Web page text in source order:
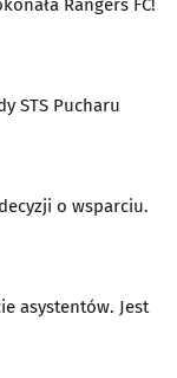
Rangers FC!
STS Pucharu
o wsparciu.
asystentów. Jest